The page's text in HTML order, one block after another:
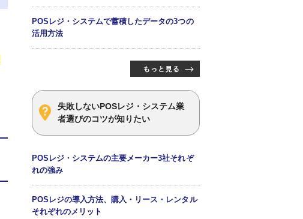
POSレジ・システムで蓄積したデータの3つの
活用方法
失敗しないPOSレジ・システム業
者選びのコツが知りたい
POSレジ・システムの主要メーカー3社それぞ
れの強み
POSレジの導入方法、購入・リース・レンタル
それぞれのメリット